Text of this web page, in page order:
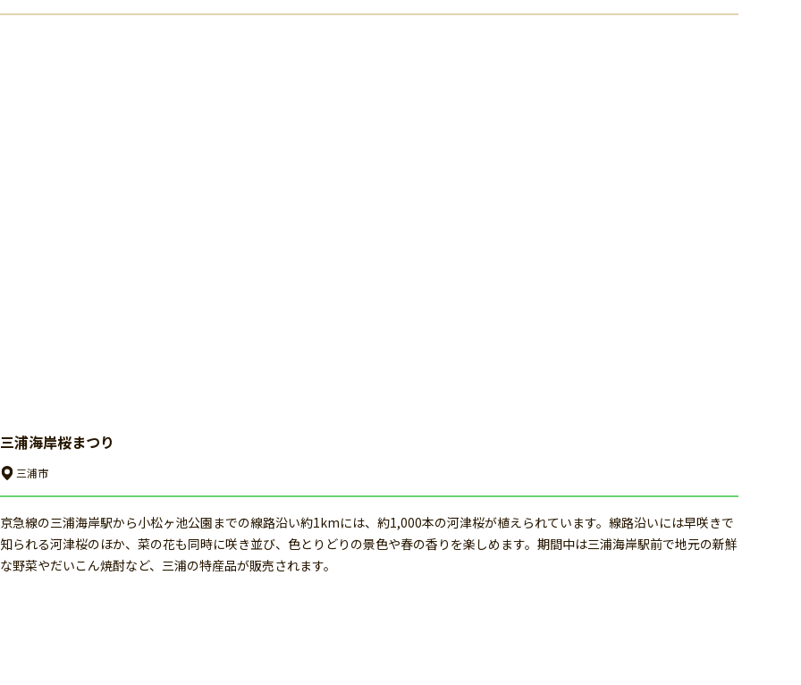
三浦海岸桜まつり
三浦市
京急線の三浦海岸駅から小松ヶ池公園までの線路沿い約1kmには、約1,000本の河津桜が植えられています。線路沿いには早咲きで
知られる河津桜のほか、菜の花も同時に咲き並び、色とりどりの景色や春の香りを楽しめます。期間中は三浦海岸駅前で地元の新鮮
な野菜やだいこん焼酎など、三浦の特産品が販売されます。